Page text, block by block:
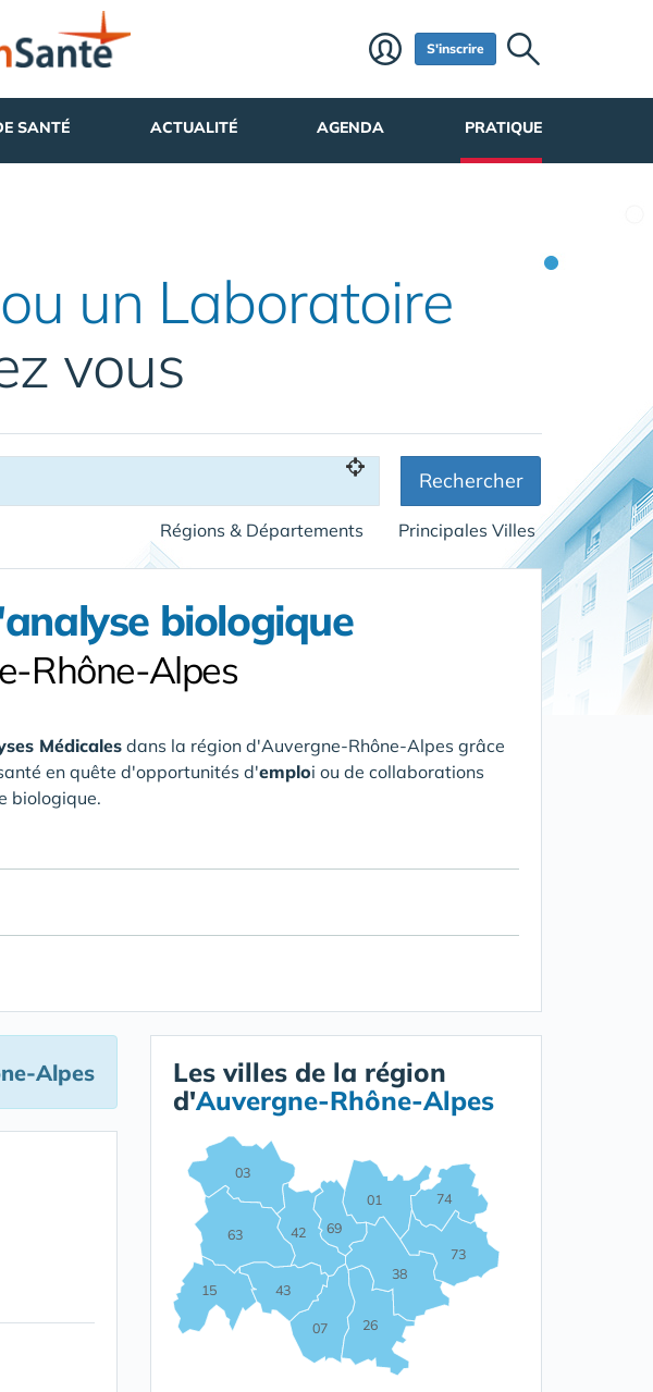
S'inscrire
SANTÉ ACTUALITÉ AGENDA PRATIQUE
un Laboratoire
vous
Rechercher
Régions & Départements Principales Villes
biologique
Rhône-Alpes
Médicales dans la région d'Auvergne-Rhône-Alpes grâce
en quête d'opportunités d'emploi ou de collaborations
biologique.
Alpes
Les villes de la région
d'Auvergne-Rhône-Alpes
01
03
07
15
26
38
42
43
63 69
73
74